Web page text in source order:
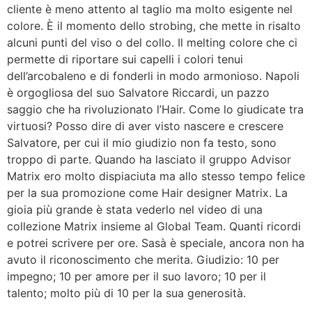
cliente è meno attento al taglio ma molto esigente nel
colore. È il momento dello strobing, che mette in risalto
alcuni punti del viso o del collo. Il melting colore che ci
permette di riportare sui capelli i colori tenui
dell’arcobaleno e di fonderli in modo armonioso. Napoli
è orgogliosa del suo Salvatore Riccardi, un pazzo
saggio che ha rivoluzionato l’Hair. Come lo giudicate tra
virtuosi? Posso dire di aver visto nascere e crescere
Salvatore, per cui il mio giudizio non fa testo, sono
troppo di parte. Quando ha lasciato il gruppo Advisor
Matrix ero molto dispiaciuta ma allo stesso tempo felice
per la sua promozione come Hair designer Matrix. La
gioia più grande è stata vederlo nel video di una
collezione Matrix insieme al Global Team. Quanti ricordi
e potrei scrivere per ore. Sasà è speciale, ancora non ha
avuto il riconoscimento che merita. Giudizio: 10 per
impegno; 10 per amore per il suo lavoro; 10 per il
talento; molto più di 10 per la sua generosità.